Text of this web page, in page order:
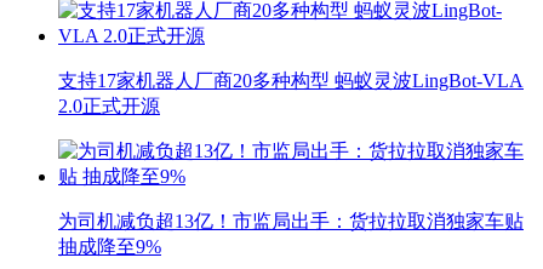
支持17家机器人厂商20多种构型 蚂蚁灵波LingBot-VLA
2.0正式开源
为司机减负超13亿！市监局出手：货拉拉取消独家车贴
抽成降至9%